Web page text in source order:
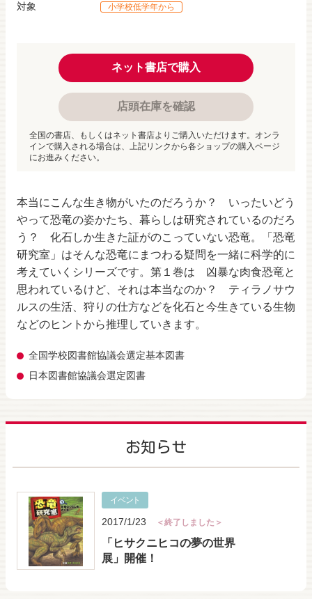
本当にこんな生き物がいたのだろうか？ いったいどう
やって恐竜の姿かたち、暮らしは研究されているのだろ
う？ 化石しか生きた証がのこっていない恐竜。「恐竜
研究室」はそんな恐竜にまつわる疑問を一緒に科学的に
考えていくシリーズです。第１巻は 凶暴な肉食恐竜と
思われているけど、それは本当なのか？ ティラノサウ
ルスの生活、狩りの仕方などを化石と今生きている生物
などのヒントから推理していきます。
全国学校図書館協議会選定基本図書
日本図書館協議会選定図書
対象
小学校低学年から
ネット書店で購入
店頭在庫を確認
全国の書店、もしくはネット書店よりご購入いただけます。オンラ
インで購入される場合は、上記リンクから各ショップの購入ページ
にお進みください。
お知らせ
イベント
2017/1/23 ＜終了しました＞
「ヒサクニヒコの夢の世界
展」開催！